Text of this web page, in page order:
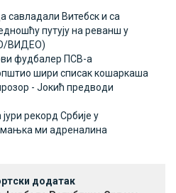
савладали Витебск и са
путују на реванш у
ВИДЕО)
фудбалер ПСВ-а
шири списак кошаркаша
- Јокић предводи
рекорд Србије у
ми адреналина
додатак